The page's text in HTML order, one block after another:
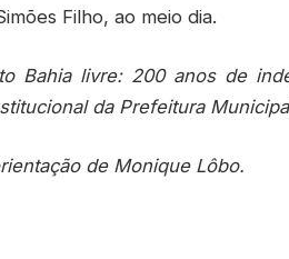
Filho, ao meio dia.
Bahia livre: 200 anos de
da Prefeitura
de Monique Lôbo.